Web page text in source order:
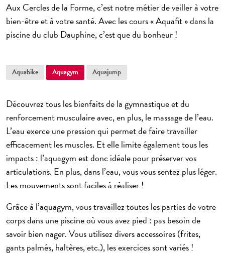
Aux Cercles de la Forme, c’est notre métier de veiller à votre
bien-être et à votre santé. Avec les cours « Aquafit » dans la
piscine du club Dauphine, c’est que du bonheur !
Aquabike Aquagym Aquajump
Découvrez tous les bienfaits de lagymnastique et du
renforcement musculaireavec, en plus, le massage de l’eau.
L’eau exerce une pression qui permet de faire travailler
efficacement les muscles. Et elle limite également tous les
impacts : l’aquagymest donc idéale pour préserver vos
articulations. En plus, dans l’eau, vous vous sentez plus léger.
Les mouvements sont faciles à réaliser !
Grâce à l’aquagym, vous travaillez toutes les parties de votre
corps dans une piscine où vous avez pied : pas besoin de
savoir bien nager. Vous utilisez divers accessoires (frites,
gants palmés, haltères, etc.), les exercices sont variés !